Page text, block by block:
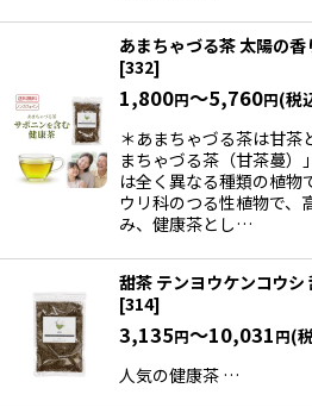
あまちゃづる茶 太陽の
[332]
1,800円～5,760円(税
＊あまちゃづる茶は甘茶
まちゃづる茶（甘茶蔓）
は全く異なる種類の植物
ウリ科のつる性植物で、
み、健康茶とし…
甜茶 テンヨウケンコウシ
[314]
3,135円～10,031円(
人気の健康茶 …